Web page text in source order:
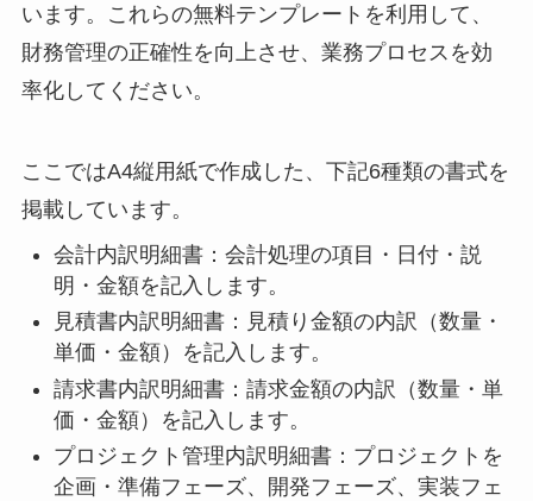
います。これらの無料テンプレートを利用して、
財務管理の正確性を向上させ、業務プロセスを効
率化してください。
ここではA4縦用紙で作成した、下記6種類の書式を
掲載しています。
会計内訳明細書：会計処理の項目・日付・説
明・金額を記入します。
見積書内訳明細書：見積り金額の内訳（数量・
単価・金額）を記入します。
請求書内訳明細書：請求金額の内訳（数量・単
価・金額）を記入します。
プロジェクト管理内訳明細書：プロジェクトを
企画・準備フェーズ、開発フェーズ、実装フェ